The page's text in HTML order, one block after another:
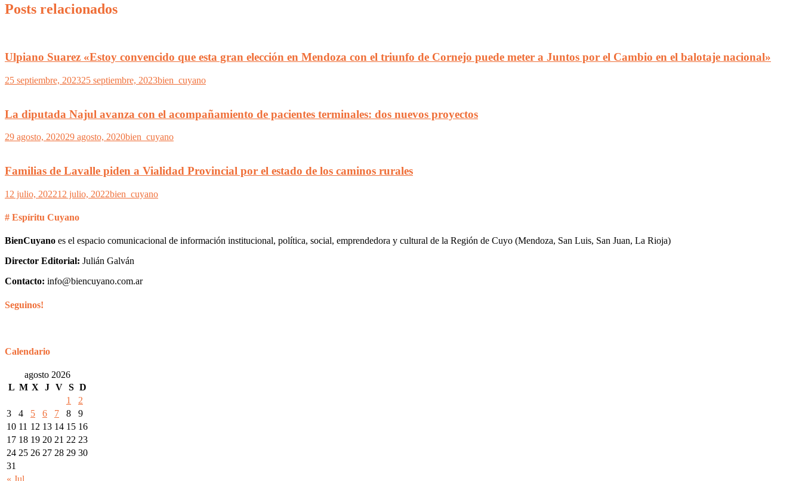
Posts relacionados
Ulpiano Suarez «Estoy convencido que esta gran elección en Mendoza con el triunfo de Cornejo puede meter a Juntos por el Cambio en el balotaje nacional»
25 septiembre, 202325 septiembre, 2023bien_cuyano
La diputada Najul avanza con el acompañamiento de pacientes terminales: dos nuevos proyectos
29 agosto, 202029 agosto, 2020bien_cuyano
Familias de Lavalle piden a Vialidad Provincial por el estado de los caminos rurales
12 julio, 202212 julio, 2022bien_cuyano
# Espíritu Cuyano
BienCuyano es el espacio comunicacional de información institucional, política, social, emprendedora y cultural de la Región de Cuyo (Mendoza, San Luis, San Juan, La Rioja)
Director Editorial: Julián Galván
Contacto: info@biencuyano.com.ar
Seguinos!
Calendario
agosto 2026
L M X J V S D
1
2
3
4 5 6 7 8
9
10 11 12 13 14 15 16
17 18 19 20 21 22 23
24 25 26 27 28 29 30
31